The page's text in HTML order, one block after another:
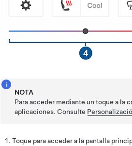
NOTA
Para acceder mediante un toque a la
aplicaciones. Consulte
Toque para acceder a la pantalla